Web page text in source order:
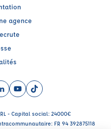
agence
fenêtre)
(nouvelle fenêtre)
(nouvelle fenêtre)
YouTube (nouvelle fenêtre)
TikTok (nouvelle
- Capital social: 24000€
FR 94 392875118